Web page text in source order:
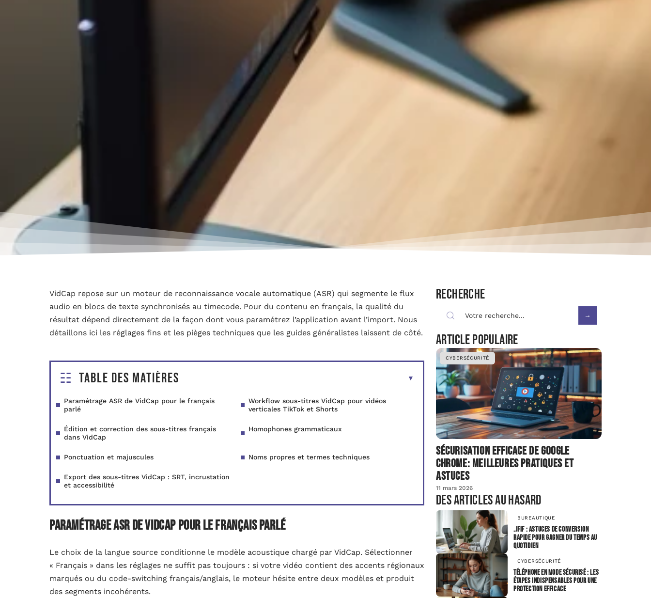
VidCap repose sur un moteur de reconnaissance vocale automatique (ASR) qui segmente le flux
audio en blocs de texte synchronisés au timecode. Pour du contenu en français, la qualité du
résultat dépend directement de la façon dont vous paramétrez l’application avant l’import. Nous
détaillons ici les réglages fins et les pièges techniques que les guides généralistes laissent de côté.
Table des matières
Paramétrage ASR de VidCap pour le français
parlé
Workflow sous-titres VidCap pour vidéos
verticales TikTok et Shorts
Édition et correction des sous-titres français
dans VidCap
Homophones grammaticaux
Ponctuation et majuscules Noms propres et termes techniques
Export des sous-titres VidCap : SRT, incrustation
et accessibilité
Paramétrage ASR de VidCap pour le français parlé
Le choix de la langue source conditionne le modèle acoustique chargé par VidCap. Sélectionner
« Français » dans les réglages ne suffit pas toujours : si votre vidéo contient des accents régionaux
marqués ou du code-switching français/anglais, le moteur hésite entre deux modèles et produit
des segments incohérents.
Recherche
Article populaire
CYBERSÉCURITÉ
Sécurisation efficace de Google
Chrome: meilleures pratiques et
astuces
11 mars 2026
Des articles au hasard
BUREAUTIQUE
.jfif : astuces de conversion
rapide pour gagner du temps au
quotidien
CYBERSÉCURITÉ
Téléphone en mode sécurisé : les
étapes indispensables pour une
protection efficace